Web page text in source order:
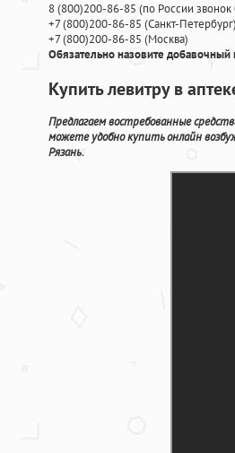
8(800)200-86-85 (по России
+7(800)200-86-85 (Санкт-Петербург)
+7(800)200-86-85 (Москва)
Обязательно назовите
Купить левитру в
Предлагаем востребованные
можете удобно купить онлайн
Рязань.